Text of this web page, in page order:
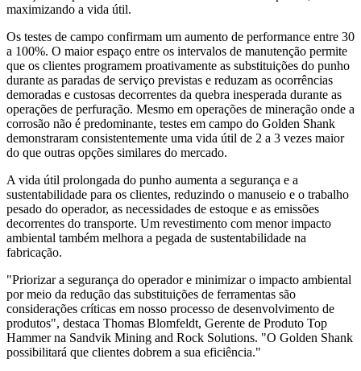
maximizando a vida útil.
Os testes de campo confirmam um aumento de performance entre 30
a 100%. O maior espaço entre os intervalos de manutenção permite
que os clientes programem proativamente as substituições do punho
durante as paradas de serviço previstas e reduzam as ocorrências
demoradas e custosas decorrentes da quebra inesperada durante as
operações de perfuração. Mesmo em operações de mineração onde a
corrosão não é predominante, testes em campo do Golden Shank
demonstraram consistentemente uma vida útil de 2 a 3 vezes maior
do que outras opções similares do mercado.
A vida útil prolongada do punho aumenta a segurança e a
sustentabilidade para os clientes, reduzindo o manuseio e o trabalho
pesado do operador, as necessidades de estoque e as emissões
decorrentes do transporte. Um revestimento com menor impacto
ambiental também melhora a pegada de sustentabilidade na
fabricação.
"Priorizar a segurança do operador e minimizar o impacto ambiental
por meio da redução das substituições de ferramentas são
considerações críticas em nosso processo de desenvolvimento de
produtos", destaca Thomas Blomfeldt, Gerente de Produto Top
Hammer na Sandvik Mining and Rock Solutions. "O Golden Shank
possibilitará que clientes dobrem a sua eficiência."